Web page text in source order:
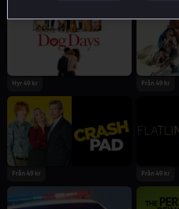
Hyr 49 kr Från 49 kr
Från 49 kr Från 49 kr